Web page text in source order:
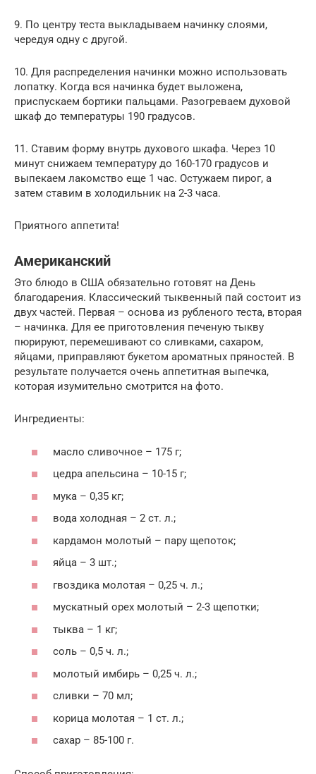
9. По центру теста выкладываем начинку слоями,
чередуя одну с другой.
10. Для распределения начинки можно использовать
лопатку. Когда вся начинка будет выложена,
приспускаем бортики пальцами. Разогреваем духовой
шкаф до температуры 190 градусов.
11. Ставим форму внутрь духового шкафа. Через 10
минут снижаем температуру до 160-170 градусов и
выпекаем лакомство еще 1 час. Остужаем пирог, а
затем ставим в холодильник на 2-3 часа.
Приятного аппетита!
Американский
Это блюдо в США обязательно готовят на День
благодарения. Классический тыквенный пай состоит из
двух частей. Первая – основа из рубленого теста, вторая
– начинка. Для ее приготовления печеную тыкву
пюрируют, перемешивают со сливками, сахаром,
яйцами, приправляют букетом ароматных пряностей. В
результате получается очень аппетитная выпечка,
которая изумительно смотрится на фото.
Ингредиенты:
масло сливочное – 175 г;
цедра апельсина – 10-15 г;
мука – 0,35 кг;
вода холодная – 2 ст. л.;
кардамон молотый – пару щепоток;
яйца – 3 шт.;
гвоздика молотая – 0,25 ч. л.;
мускатный орех молотый – 2-3 щепотки;
тыква – 1 кг;
соль – 0,5 ч. л.;
молотый имбирь – 0,25 ч. л.;
сливки – 70 мл;
корица молотая – 1 ст. л.;
сахар – 85-100 г.